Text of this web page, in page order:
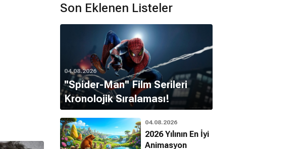
Son Eklenen Listeler
04.08.2026
''Spider-Man'' Film Serileri
Kronolojik Sıralaması!
04.08.2026
2026 Yılının En İyi
Animasyon